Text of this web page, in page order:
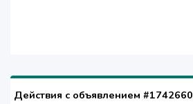
Действия с объявлением #1742660